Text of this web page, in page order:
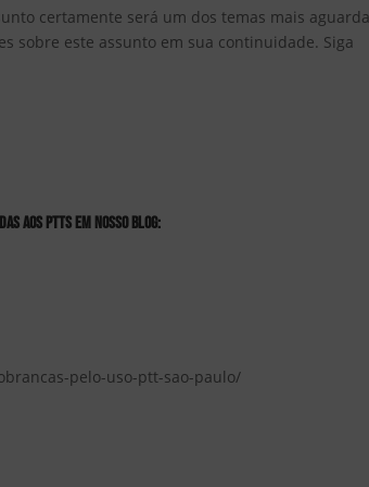
certamente será um dos temas mais
sobre este assunto em sua continuidade. Siga
AOS PTTs em nosso BLOG:
pelo-uso-ptt-sao-paulo/